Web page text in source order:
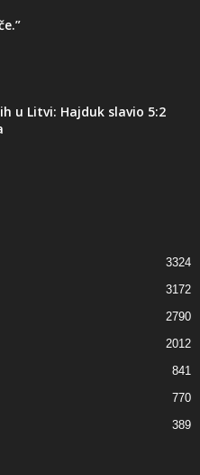
u Litvi: Hajduk slavio 5:2
3324
3172
2790
2012
841
770
389